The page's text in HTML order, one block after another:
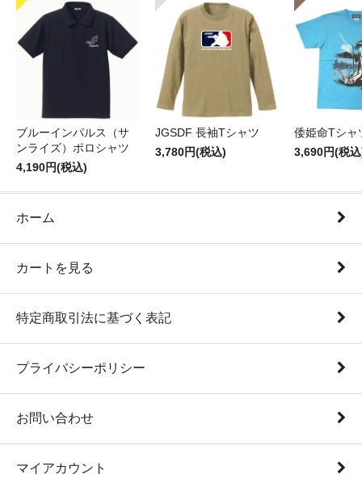
ブルーインパルス（サ
ンライズ）ポロシャツ
4,190円(税込)
JGSDF 長袖Tシャツ
3,780円(税込)
倭姫命Tシャ
3,690円(税
ホーム
カートを見る
特定商取引法に基づく表記
プライバシーポリシー
お問い合わせ
マイアカウント